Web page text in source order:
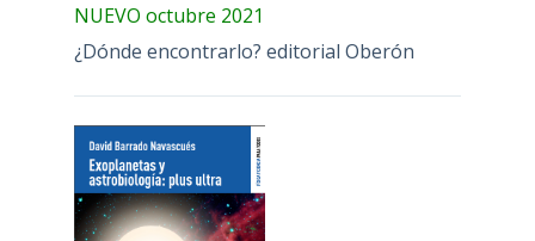
NUEVO octubre 2021
¿Dónde encontrarlo? editorial Oberón